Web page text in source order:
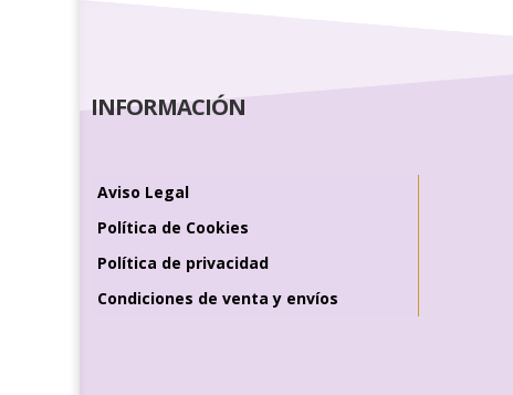
INFORMACIÓN
Aviso Legal
Política de Cookies
Política de privacidad
Condiciones de venta y envíos